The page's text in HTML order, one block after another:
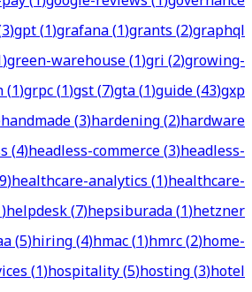
3)gpt(1)grafana(1)grants(2)graphql
)green-warehouse(1)gri(2)growing-
(1)grpc(1)gst(7)gta(1)guide(43)gxp
handmade(3)hardening(2)hardware
(4)headless-commerce(3)headless-
9)healthcare-analytics(1)healthcare-
)helpdesk(7)hepsiburada(1)hetzner
(5)hiring(4)hmac(1)hmrc(2)home-
(1)hospitality(5)hosting(3)hotel